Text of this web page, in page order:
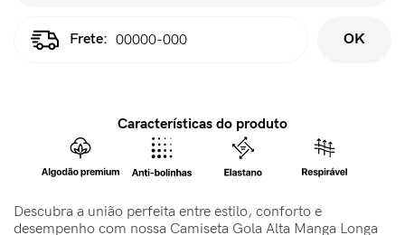
OK
Características do produto
Descubra a união perfeita entre estilo, conforto e
desempenho com nossa Camiseta Gola Alta Manga Longa